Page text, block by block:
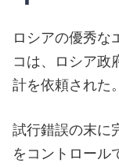
ロシアの優秀な
コは、ロシア政
計を依頼された。
試行錯誤の末に
をコントロール